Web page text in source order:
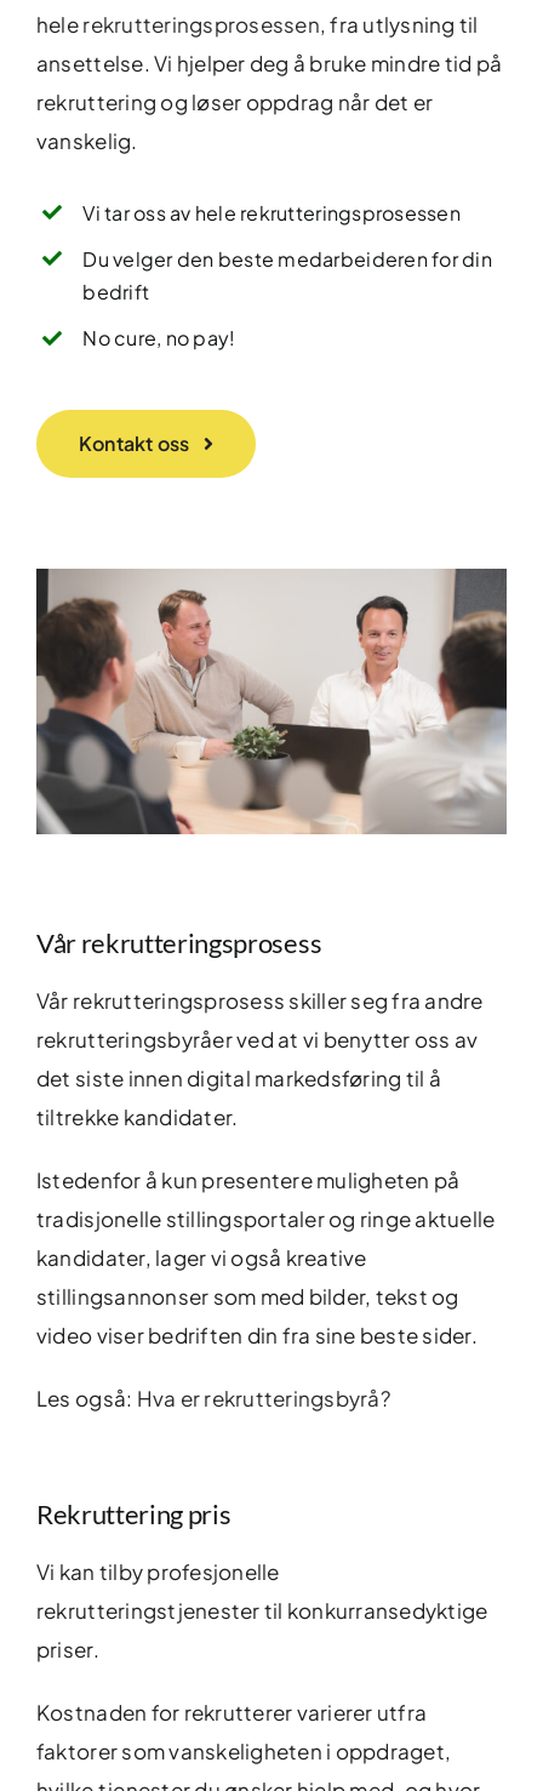
helerekrutteringsprosessen, fra utlysning til
ansettelse. Vi hjelper deg å bruke mindre tid på
rekruttering og løser oppdrag når det er
vanskelig.
Vi tar oss av hele rekrutteringsprosessen
Du velger den beste medarbeideren for din
bedrift
No cure, no pay!
Kontakt oss
Vår rekrutteringsprosess
Vår rekrutteringsprosess skiller seg fra andre
rekrutteringsbyråer ved at vi benytter oss av
det siste innen digital markedsføring til å
tiltrekke kandidater.
Istedenfor å kun presentere muligheten på
tradisjonelle stillingsportaler og ringe aktuelle
kandidater, lager vi også kreative
stillingsannonser som med bilder, tekst og
video viser bedriften din fra sine beste sider.
Les også: Hva er rekrutteringsbyrå?
Rekruttering pris
Vi kan tilby profesjonelle
rekrutteringstjenester til konkurransedyktige
priser.
Kostnaden for rekrutterer varierer utfra
faktorer som vanskeligheten i oppdraget,